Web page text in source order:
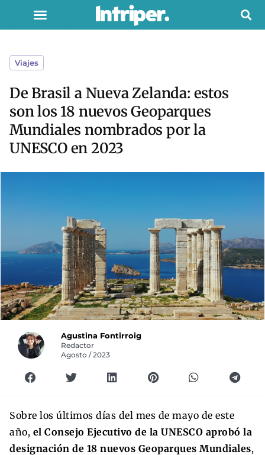
Viajes
De Brasil a Nueva Zelanda: estos
son los 18 nuevos Geoparques
Mundiales nombrados por la
UNESCO en 2023
Agustina Fontirroig
Redactor
Agosto / 2023
Sobre los últimos días del mes de mayo de este
año, el Consejo Ejecutivo de la UNESCO aprobó la
designación de 18 nuevos Geoparques Mundiales,